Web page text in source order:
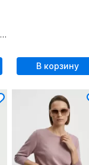
В корзину